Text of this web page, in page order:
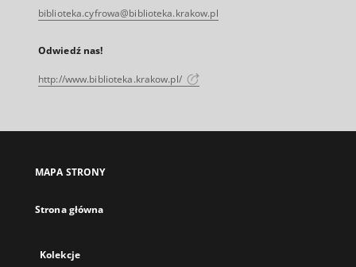
biblioteka.cyfrowa@biblioteka.krakow.pl
Odwiedź nas!
http://www.biblioteka.krakow.pl/
MAPA STRONY
Strona główna
Kolekcje